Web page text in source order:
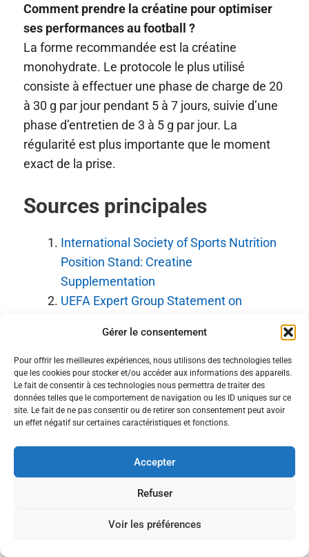
Gérer le consentement
Pour offrir les meilleures expériences, nous utilisons des technologies telles
que les cookies pour stocker et/ou accéder aux informations des appareils.
Le fait de consentir à ces technologies nous permettra de traiter des
données telles que le comportement de navigation ou les ID uniques sur ce
site. Le fait de ne pas consentir ou de retirer son consentement peut avoir
un effet négatif sur certaines caractéristiques et fonctions.
Accepter
Refuser
Voir les préférences
Comment prendre la créatine pour optimiser
ses performances au football ?
La forme recommandée est la créatine
monohydrate. Le protocole le plus utilisé
consiste à effectuer une phase de charge de 20
à 30 g par jour pendant 5 à 7 jours, suivie d’une
phase d’entretien de 3 à 5 g par jour. La
régularité est plus importante que le moment
exact de la prise.
Sources principales
International Society of Sports Nutrition
Position Stand: Creatine
Supplementation
UEFA Expert Group Statement on
Effects of Creatine Supplementation on
Athletic Performance in Soccer Players
(Mielgo-Ayuso et al., 2019)
Nutrition in Elite Young Soccer Players
Creatine Supplementation and Sprint
Safety and Efficacy of Creatine
Monohydrate Supplementation (GSSI)